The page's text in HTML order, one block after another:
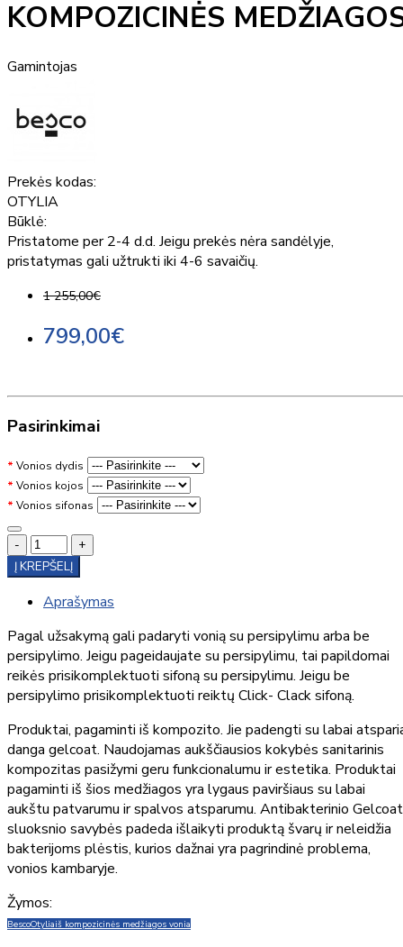
KOMPOZICINĖS
Gamintojas
Prekės kodas:
OTYLIA
Būklė:
Pristatome per 2-4 d.d. Jeigu prekės nėra sandėlyje,
pristatymas gali užtrukti iki 4-6 savaičių.
1 255,00€
799,00€
Pasirinkimai
Vonios dydis
Vonios kojos
Vonios sifonas
-
+
Į KREPŠELĮ
Aprašymas
Pagal užsakymą gali padaryti vonią su persipylimu arba be
persipylimo. Jeigu pageidaujate su persipylimu, tai papildomai
reikės prisikomplektuoti sifoną su persipylimu. Jeigu be
persipylimo prisikomplektuoti reiktų Click- Clack sifoną.
Produktai, pagaminti iš kompozito. Jie padengti su labai
danga gelcoat. Naudojamas aukščiausios kokybės sanitarinis
kompozitas pasižymi geru funkcionalumu ir estetika. Produktai
pagaminti iš šios medžiagos yra lygaus paviršiaus su labai
aukštu patvarumu ir spalvos atsparumu. Antibakterinio Gelcoat
sluoksnio savybės padeda išlaikyti produktą švarų ir neleidžia
bakterijoms plėstis, kurios dažnai yra pagrindinė problema,
vonios kambaryje.
Žymos:
BescoOtyliaiš kompozicinės medžiagos vonia